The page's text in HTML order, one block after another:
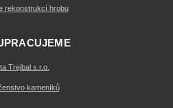
rekonstrukcí hrobu
Trejbal s.r.o.
kameníků